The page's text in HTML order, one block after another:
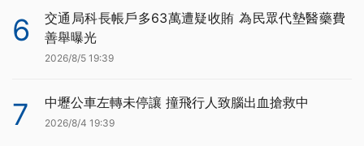
6
交通局科長帳戶多63萬遭疑收賄 為民眾代墊醫藥費
善舉曝光
2026/8/5 19:39
7 中壢公車左轉未停讓 撞飛行人致腦出血搶救中
2026/8/4 19:39